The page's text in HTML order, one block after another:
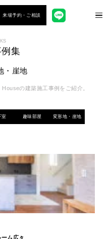
来場予約・ご相談
集
・崖地
の建築施工事例をご紹介。
室 趣味部屋 変形地・崖地
ム広々